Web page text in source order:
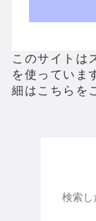
このサイトは
を使っていま
細はこちらを